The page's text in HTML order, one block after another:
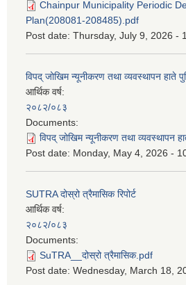
Chainpur Municipality Periodic
Plan(208081-208485).pdf
Post date: Thursday, July 9, 2026 -
विपद् जोखिम न्यूनीकरण तथा व्यवस्थापन हाते
आर्थिक वर्ष:
२०८२/०८३
Documents:
विपद् जोखिम न्यूनीकरण तथा व्यवस्थापन
Post date: Monday, May 4, 2026 -
SUTRA दोस्रो त्रैमासिक रिपोर्ट
आर्थिक वर्ष:
२०८२/०८३
Documents:
SuTRA__दोस्रो त्रैमासिक.pdf
Post date: Wednesday, March 18,